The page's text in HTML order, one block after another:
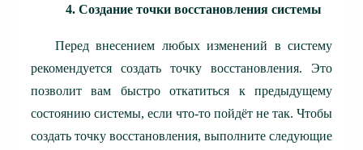
4. Создание точки восстановления системы
Перед внесением любых изменений в систему
рекомендуется создать точку восстановления. Это
позволит вам быстро откатиться к предыдущему
состоянию системы, если что-то пойдёт не так. Чтобы
создать точку восстановления, выполните следующие